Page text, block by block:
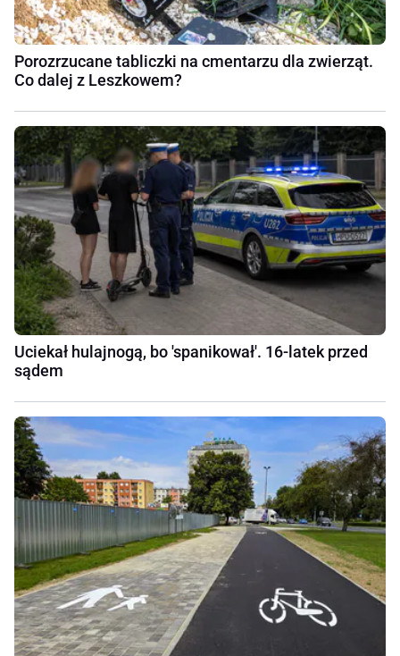
Porozrzucane tabliczki na cmentarzu dla zwierząt.
Co dalej z Leszkowem?
Uciekał hulajnogą, bo 'spanikował'. 16-latek przed
sądem